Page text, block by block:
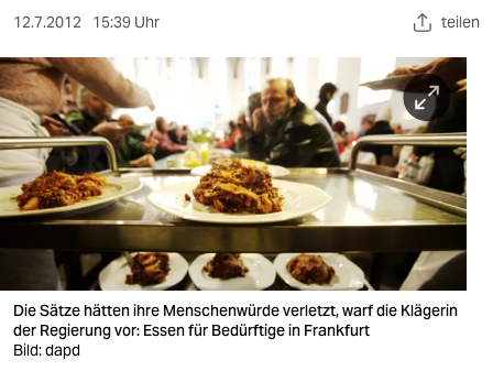
sport
berlin
nord
wahrheit
verlag
verlag
veranstaltungen
shop
12.7.2012 15:39 Uhr teilen
Die Sätze hätten ihre Menschenwürde verletzt, warf die Klägerin
der Regierung vor: Essen für Bedürftige in Frankfurt
Bild: dapd